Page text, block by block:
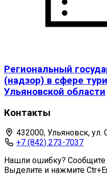
Региональный
(надзор) в сфере
Ульяновской области
Контакты
432000, Ульяновск, ул.
+7 (842) 273-7037
Нашли ошибку?
Выделите и нажмите